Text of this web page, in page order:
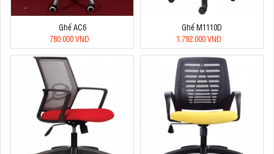
Ghế AC6
780.000 VNĐ
Ghế M1110D
1.792.000 VNĐ